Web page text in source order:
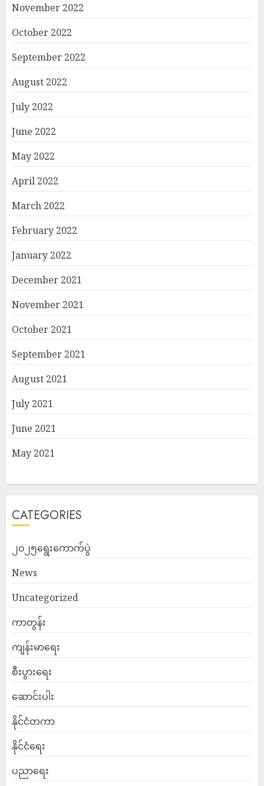
November 2022
October 2022
September 2022
August 2022
July 2022
June 2022
May 2022
April 2022
March 2022
February 2022
January 2022
December 2021
November 2021
October 2021
September 2021
August 2021
July 2021
June 2021
May 2021
CATEGORIES
၂၀၂၅ရွေးကောက်ပွဲ
News
Uncategorized
ကာတွန်း
ကျန်းမာရေး
စီးပွားရေး
ဆောင်းပါး
နိုင်ငံတကာ
နိုင်ငံရေး
ပညာရေး